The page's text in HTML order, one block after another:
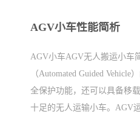
AGV小车性能简析
AGV小车AGV无人搬运小车
（Automated Guided
全保护功能，还可以具备移
十足的无人运输小车。AGV